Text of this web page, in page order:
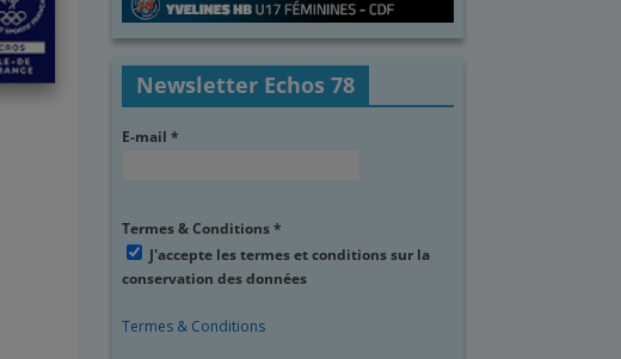
Newsletter Echos 78
E-mail*
Termes & Conditions*
J'accepte les termes et conditions sur la
conservation des données
Termes & Conditions